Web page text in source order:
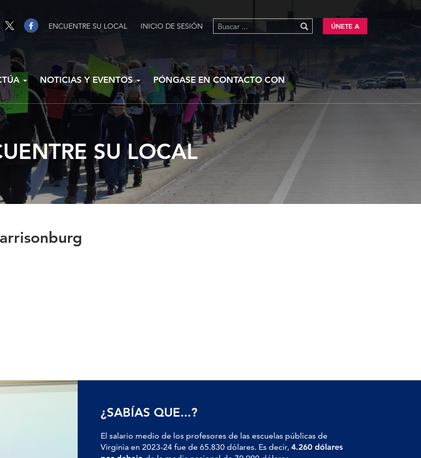
ENCUENTRE SU LOCAL INICIO DE SESIÓN ÚNETE A
NOTICIAS Y EVENTOS PÓNGASE EN CONTACTO CON
SU LOCAL
¿SABÍAS QUE...?
El salario medio de los profesores de las escuelas públicas de
Virginia en 2023-24 fue de 65.830 dólares. Es decir, 4.260 dólares